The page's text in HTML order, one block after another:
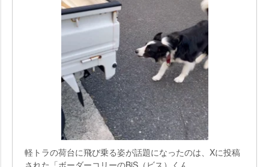
軽トラの荷台に飛び乗る姿が話題になったのは、Xに投稿
された「ボーダーコリーのBiS（ビス）くん